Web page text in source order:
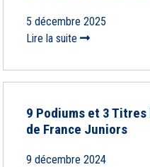
5 décembre 2025
Lire la suite
9 Podiums et 3
de France Juniors
9 décembre 2024